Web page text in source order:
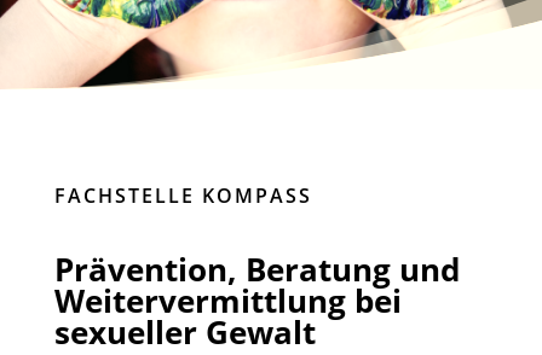
FACHSTELLE KOMPASS
Prävention, Beratung und
Weitervermittlung bei
sexueller Gewalt